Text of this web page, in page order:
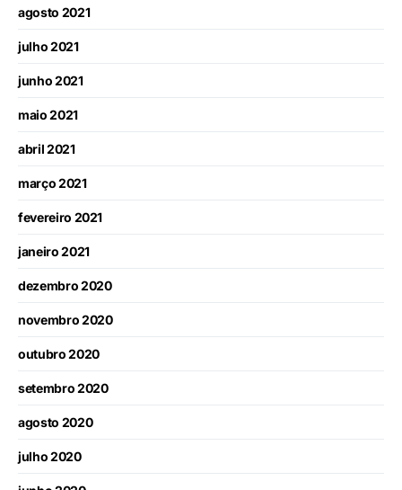
agosto 2021
julho 2021
junho 2021
maio 2021
abril 2021
março 2021
fevereiro 2021
janeiro 2021
dezembro 2020
novembro 2020
outubro 2020
setembro 2020
agosto 2020
julho 2020